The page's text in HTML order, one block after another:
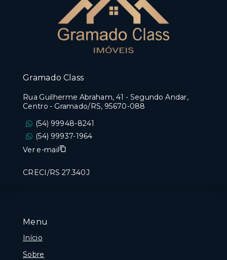
Menu
Início
Sobre
Gramado Class
Rua Guilherme Abraham, 41 - Segundo Andar,
Centro - Gramado/RS, 95670-088
(54) 99948-8241
(54) 99937-1964
Ver e-mail
CRECI/RS 27.340J